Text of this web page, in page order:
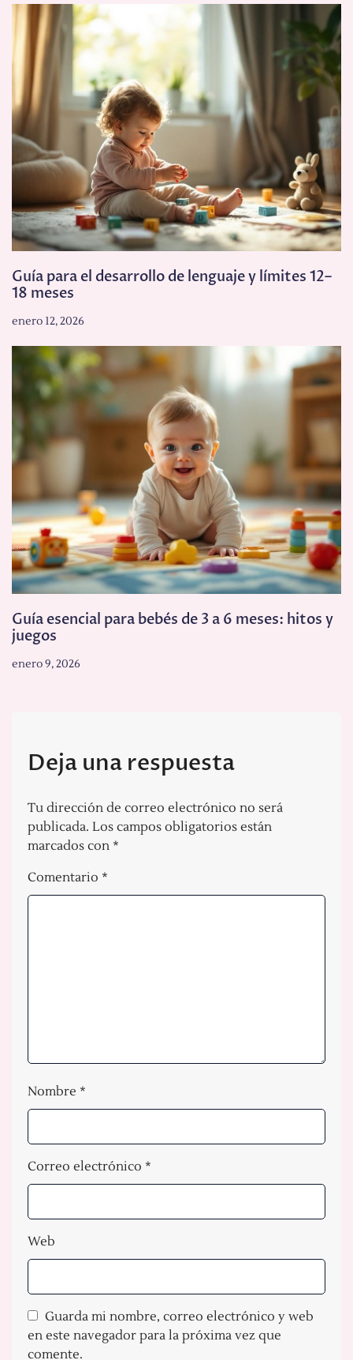
Guía para el desarrollo de lenguaje y límites 12–
18 meses
enero 12, 2026
Guía esencial para bebés de 3 a 6 meses: hitos y
juegos
enero 9, 2026
Deja una respuesta
Tu dirección de correo electrónico no será
publicada. Los campos obligatorios están
marcados con *
Comentario *
Nombre *
Correo electrónico *
Web
Guarda mi nombre, correo electrónico y web
en este navegador para la próxima vez que
comente.